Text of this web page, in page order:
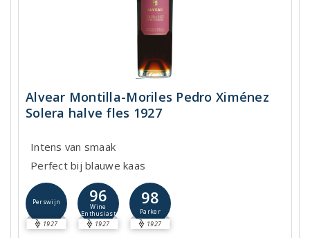
Alvear Montilla-Moriles Pedro Ximénez
Solera halve fles 1927
Intens van smaak
Perfect bij blauwe kaas
Perswijn
1927
96
Wine
Enthusiast
1927
98
Parker
1927